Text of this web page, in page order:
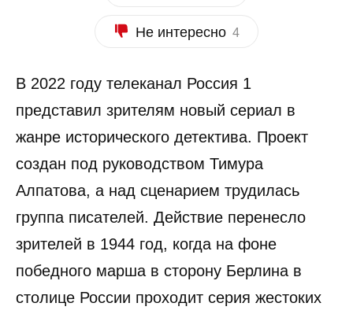
Не интересно 4
В 2022 году телеканал Россия 1
представил зрителям новый сериал в
жанре исторического детектива. Проект
создан под руководством Тимура
Алпатова, а над сценарием трудилась
группа писателей. Действие перенесло
зрителей в 1944 год, когда на фоне
победного марша в сторону Берлина в
столице России проходит серия жестоких